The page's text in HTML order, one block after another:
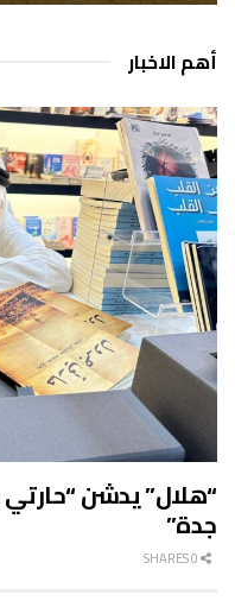
أهم الاخبار
“هلال” يدشن
جدة”